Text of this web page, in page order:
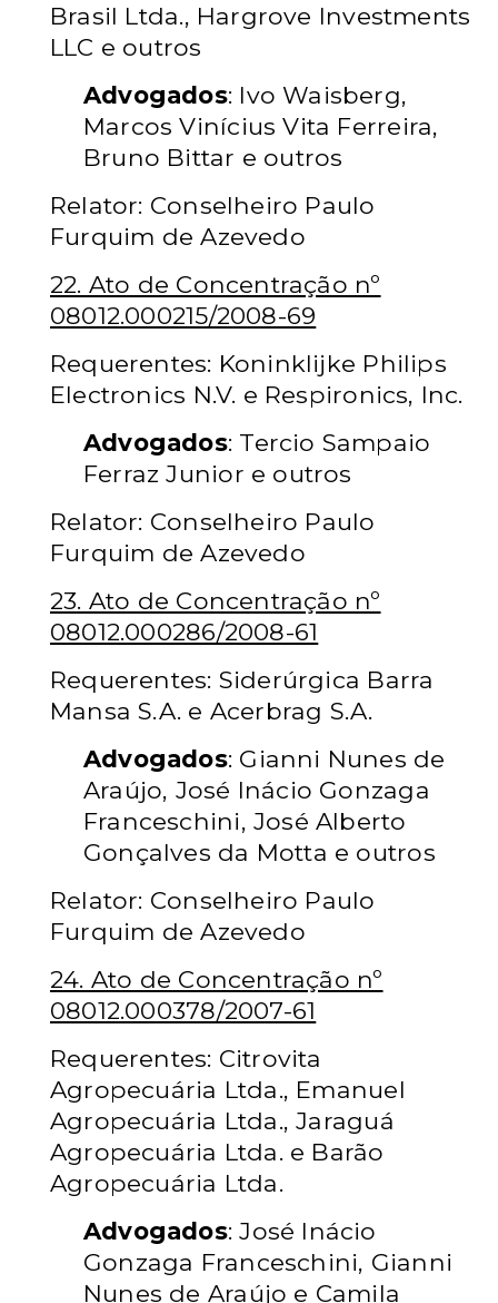
Brasil Ltda., Hargrove Investments
LLC e outros
Advogados: Ivo Waisberg,
Marcos Vinícius Vita Ferreira,
Bruno Bittar e outros
Relator: Conselheiro Paulo
Furquim de Azevedo
22. Ato de Concentração nº
08012.000215/2008-69
Requerentes: Koninklijke Philips
Electronics N.V. e Respironics, Inc.
Advogados: Tercio Sampaio
Ferraz Junior e outros
Relator: Conselheiro Paulo
Furquim de Azevedo
23. Ato de Concentração nº
08012.000286/2008-61
Requerentes: Siderúrgica Barra
Mansa S.A. e Acerbrag S.A.
Advogados: Gianni Nunes de
Araújo, José Inácio Gonzaga
Franceschini, José Alberto
Gonçalves da Motta e outros
Relator: Conselheiro Paulo
Furquim de Azevedo
24. Ato de Concentração nº
08012.000378/2007-61
Requerentes: Citrovita
Agropecuária Ltda., Emanuel
Agropecuária Ltda., Jaraguá
Agropecuária Ltda. e Barão
Agropecuária Ltda.
Advogados: José Inácio
Gonzaga Franceschini, Gianni
Nunes de Araújo e Camila